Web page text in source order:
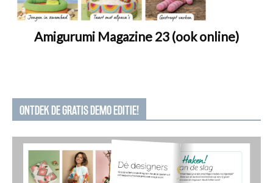
Amigurumi Magazine 23 (ook online)
ONTDEK DE GRATIS DEMO EDITIE!